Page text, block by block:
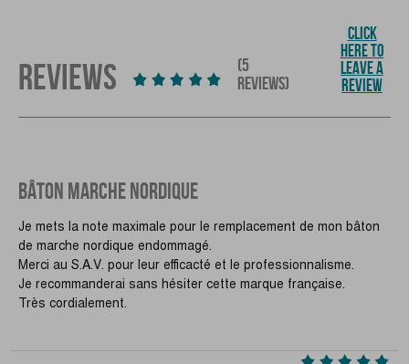
REVIEWS
(5
REVIEWS)
CLICK
HERE TO
LEAVE A
REVIEW
BÂTON MARCHE NORDIQUE
Je mets la note maximale pour le remplacement de mon bâton
de marche nordique endommagé.
Merci au S.A.V. pour leur efficacté et le professionnalisme.
Je recommanderai sans hésiter cette marque française.
Très cordialement.